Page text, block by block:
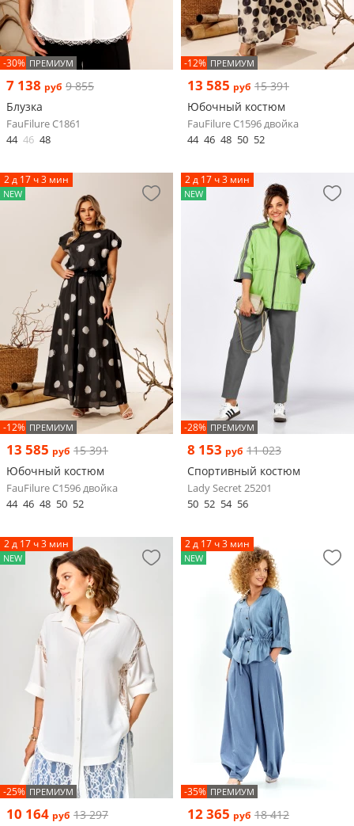
-30% ПРЕМИУМ
7 138 руб 9 855
Блузка
FauFilure С1861
44 46 48
-12% ПРЕМИУМ
13 585 руб 15 391
Юбочный костюм
FauFilure С1596 двойка
44 46 48 50 52
2 д 17 ч 3 мин
NEW
-12% ПРЕМИУМ
13 585 руб 15 391
Юбочный костюм
FauFilure С1596 двойка
44 46 48 50 52
2 д 17 ч 3 мин
NEW
-28% ПРЕМИУМ
8 153 руб 11 023
Спортивный костюм
Lady Secret 25201
50 52 54 56
2 д 17 ч 3 мин
NEW
-25% ПРЕМИУМ
10 164 руб 13 297
2 д 17 ч 3 мин
NEW
-35% ПРЕМИУМ
12 365 руб 18 412